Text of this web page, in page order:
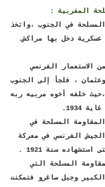
المغربية :
في الجنوب ،واتخذ
عسكرية دخل بها مراكش.
الاستعمار الفرنسي
، فلجأ إلى الجنوب
حتى وفاته (1919) ،حيث خلفه أخوه مربيه ربه
1934.
المسلحة في
الفرنسي في معركة
المسلحة التي
وجبل صاغرو فتمكنت